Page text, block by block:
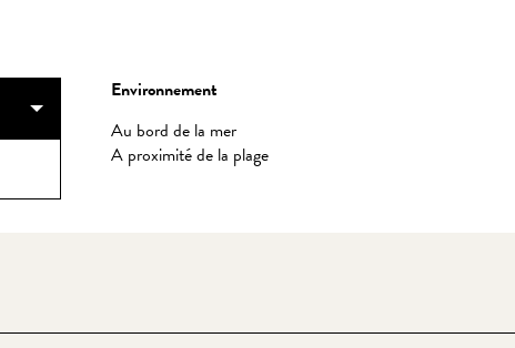
Environnement
Environnement
Au bord de la mer
A proximité de la plage